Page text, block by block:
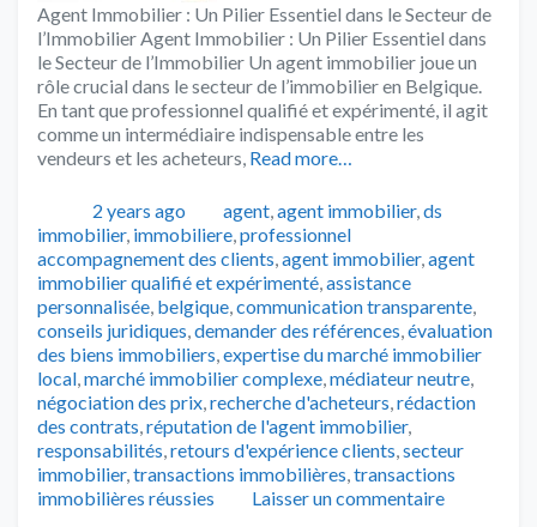
Agent Immobilier : Un Pilier Essentiel dans le Secteur de
l’Immobilier Agent Immobilier : Un Pilier Essentiel dans
le Secteur de l’Immobilier Un agent immobilier joue un
rôle crucial dans le secteur de l’immobilier en Belgique.
En tant que professionnel qualifié et expérimenté, il agit
comme un intermédiaire indispensable entre les
vendeurs et les acheteurs, Read more…
Publié2 years ago Catégories
agent,agent immobilier,ds
immobilier, immobiliere,professionnel
accompagnement des clients,agent immobilier,agent
immobilier qualifié et expérimenté,assistance
personnalisée, belgique,communication transparente,
conseils juridiques,demander des références,évaluation
des biens immobiliers,expertise du marché immobilier
local,marché immobilier complexe,médiateur neutre,
négociation des prix,recherche d'acheteurs,rédaction
des contrats,réputation de l'agent immobilier,
responsabilités,retours d'expérience clients,secteur
immobilier,transactions immobilières,transactions
immobilières réussies
Laisser un commentaire